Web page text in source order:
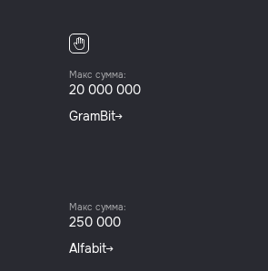
Макс сумма:
20 000 000
GramBit
Макс сумма:
250 000
Alfabit